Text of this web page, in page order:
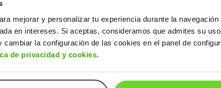
mejorar y personalizar tu experiencia durante la
en intereses. Si aceptas, consideramos que admites su
cambiar la configuración de las cookies en el panel de
de privacidad y cookies.
| Manual
Desde225€/mes
1.5BlueHDI
2022 | 48.874km |
Diésel